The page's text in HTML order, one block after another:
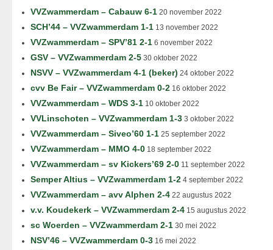
VVZwammerdam – Cabauw 6-1 20 november 2022
SCH’44 – VVZwammerdam 1-1 13 november 2022
VVZwammerdam – SPV’81 2-1 6 november 2022
GSV – VVZwammerdam 2-5 30 oktober 2022
NSVV – VVZwammerdam 4-1 (beker) 24 oktober 2022
cvv Be Fair – VVZwammerdam 0-2 16 oktober 2022
VVZwammerdam – WDS 3-1 10 oktober 2022
VVLinschoten – VVZwammerdam 1-3 3 oktober 2022
VVZwammerdam – Siveo’60 1-1 25 september 2022
VVZwammerdam – MMO 4-0 18 september 2022
VVZwammerdam – sv Kickers’69 2-0 11 september 2022
Semper Altius – VVZwammerdam 1-2 4 september 2022
VVZwammerdam – avv Alphen 2-4 22 augustus 2022
v.v. Koudekerk – VVZwammerdam 2-4 15 augustus 2022
sc Woerden – VVZwammerdam 2-1 30 mei 2022
NSV’46 – VVZwammerdam 0-3 16 mei 2022